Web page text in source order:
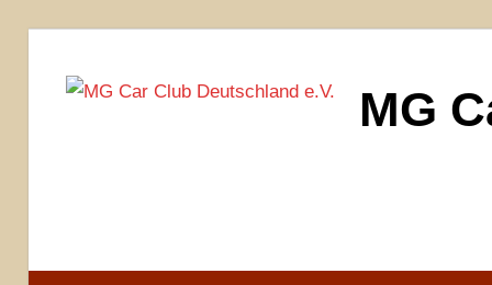
Inhalt
MG